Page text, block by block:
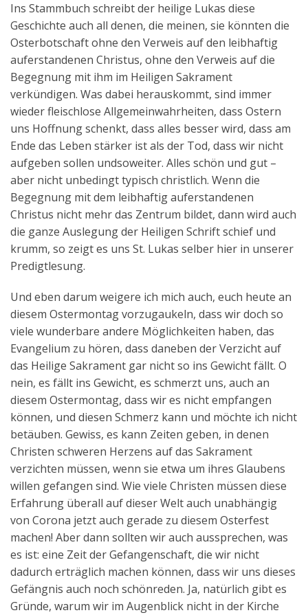
Ins Stammbuch schreibt der heilige Lukas diese
Geschichte auch all denen, die meinen, sie könnten die
Osterbotschaft ohne den Verweis auf den leibhaftig
auferstandenen Christus, ohne den Verweis auf die
Begegnung mit ihm im Heiligen Sakrament
verkündigen. Was dabei herauskommt, sind immer
wieder fleischlose Allgemeinwahrheiten, dass Ostern
uns Hoffnung schenkt, dass alles besser wird, dass am
Ende das Leben stärker ist als der Tod, dass wir nicht
aufgeben sollen undsoweiter. Alles schön und gut –
aber nicht unbedingt typisch christlich. Wenn die
Begegnung mit dem leibhaftig auferstandenen
Christus nicht mehr das Zentrum bildet, dann wird auch
die ganze Auslegung der Heiligen Schrift schief und
krumm, so zeigt es uns St. Lukas selber hier in unserer
Predigtlesung.
Und eben darum weigere ich mich auch, euch heute an
diesem Ostermontag vorzugaukeln, dass wir doch so
viele wunderbare andere Möglichkeiten haben, das
Evangelium zu hören, dass daneben der Verzicht auf
das Heilige Sakrament gar nicht so ins Gewicht fällt. O
nein, es fällt ins Gewicht, es schmerzt uns, auch an
diesem Ostermontag, dass wir es nicht empfangen
können, und diesen Schmerz kann und möchte ich nicht
betäuben. Gewiss, es kann Zeiten geben, in denen
Christen schweren Herzens auf das Sakrament
verzichten müssen, wenn sie etwa um ihres Glaubens
willen gefangen sind. Wie viele Christen müssen diese
Erfahrung überall auf dieser Welt auch unabhängig
von Corona jetzt auch gerade zu diesem Osterfest
machen! Aber dann sollten wir auch aussprechen, was
es ist: eine Zeit der Gefangenschaft, die wir nicht
dadurch erträglich machen können, dass wir uns dieses
Gefängnis auch noch schönreden. Ja, natürlich gibt es
Gründe, warum wir im Augenblick nicht in der Kirche